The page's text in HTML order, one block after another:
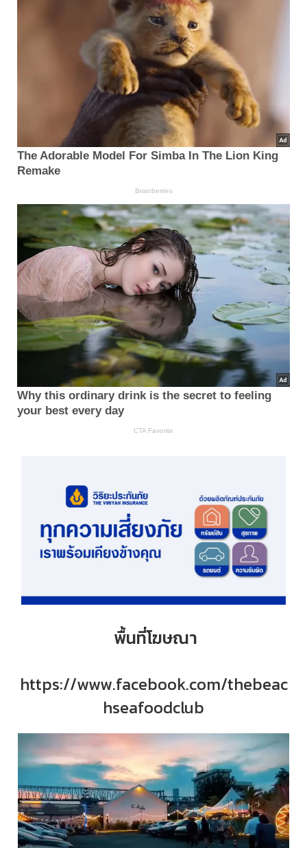
พื้นที่โฆษณา
https://www.facebook.com/thebeac
hseafoodclub